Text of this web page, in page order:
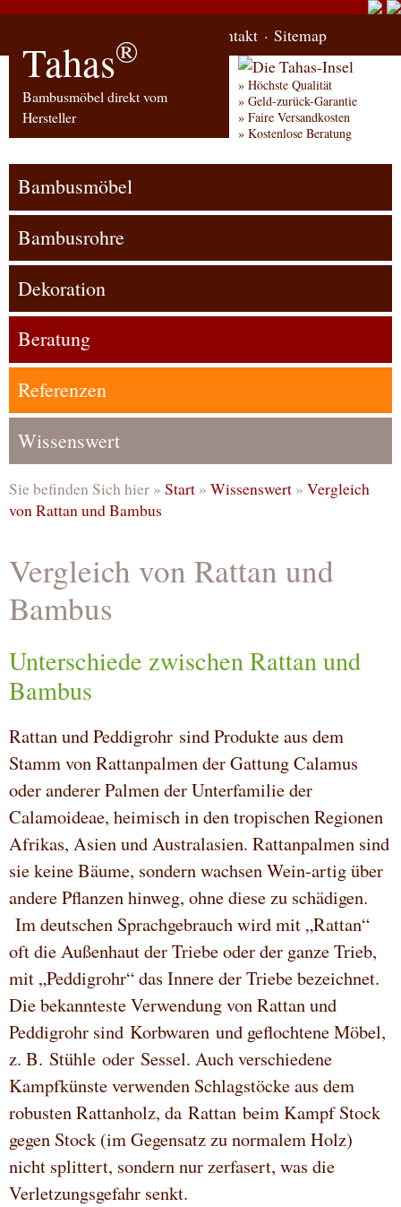
Kontakt Sitemap
Tahas®
Bambusmöbel direkt vom
Hersteller
Höchste Qualität
Geld-zurück-Garantie
Faire Versandkosten
Kostenlose Beratung
Bambusmöbel
Bambusrohre
Dekoration
Beratung
Referenzen
Wissenswert
Sie befinden Sich hier » Start » Wissenswert » Vergleich
von Rattan und Bambus
Vergleich von Rattan und
Bambus
Unterschiede zwischen Rattan und
Bambus
Rattan und Peddigrohr sind Produkte aus dem
Stamm von Rattanpalmen der Gattung Calamus
oder anderer Palmen der Unterfamilie der
Calamoideae, heimisch in den tropischen Regionen
Afrikas, Asien und Australasien. Rattanpalmen sind
sie keine Bäume, sondern wachsen Wein-artig über
andere Pflanzen hinweg, ohne diese zu schädigen.
Im deutschen Sprachgebrauch wird mit „Rattan“
oft die Außenhaut der Triebe oder der ganze Trieb,
mit „Peddigrohr“ das Innere der Triebe bezeichnet.
Die bekannteste Verwendung von Rattan und
Peddigrohr sind Korbwaren und geflochtene Möbel,
z. B. Stühle oder Sessel. Auch verschiedene
Kampfkünste verwenden Schlagstöcke aus dem
robusten Rattanholz, da Rattan beim Kampf Stock
gegen Stock (im Gegensatz zu normalem Holz)
nicht splittert, sondern nur zerfasert, was die
Verletzungsgefahr senkt.